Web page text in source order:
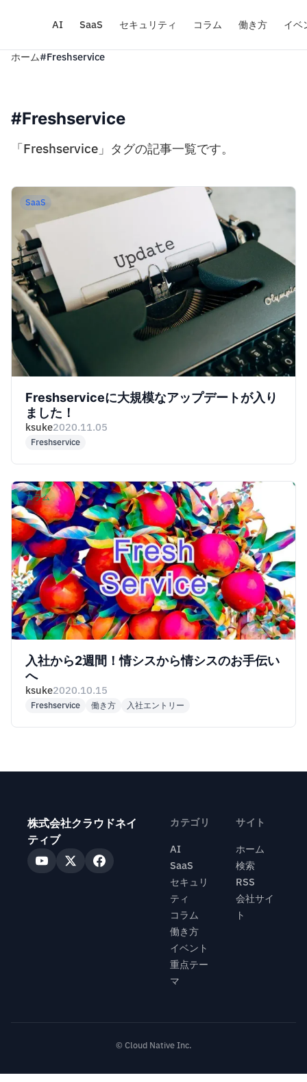
AI SaaS セキュリティ コラム 働き方 イベ
ホーム#Freshservice
#Freshservice
「Freshservice」タグの記事一覧です。
SaaS
Freshserviceに大規模なアップデートが入り
ました！
ksuke2020.11.05
Freshservice
コラム
入社から2週間！情シスから情シスのお手伝い
へ
ksuke2020.10.15
Freshservice 働き方 入社エントリー
株式会社クラウドネイ
ティブ
カテゴリ
AI
SaaS
セキュリ
ティ
コラム
働き方
イベント
重点テー
マ
サイト
ホーム
検索
RSS
会社サイ
ト
© Cloud Native Inc.